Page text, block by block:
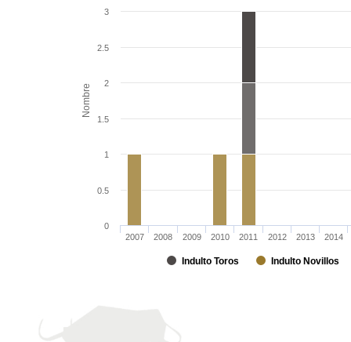
Nombre
Indulto Toros Indulto Novillos
2007 2008 2009 2010 2011 2012 2013 2014
0
0.5
1
1.5
2
2.5
3